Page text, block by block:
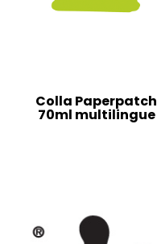
Colla Paperpatch
70ml multilingue